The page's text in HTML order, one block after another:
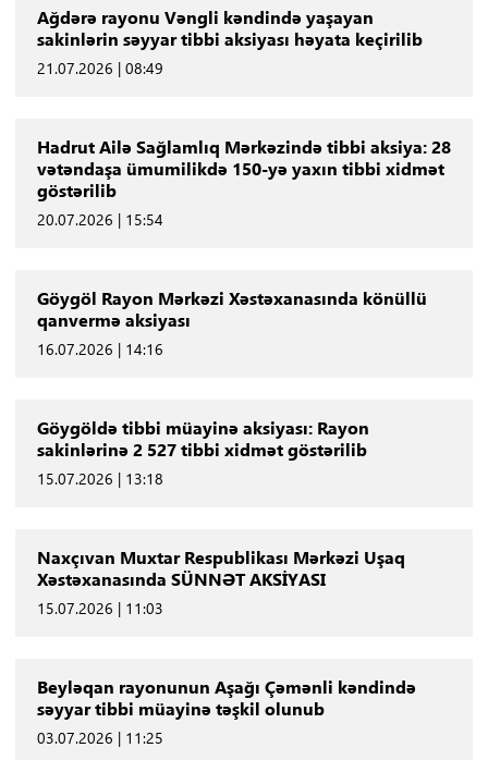
Ağdərə rayonu Vəngli kəndində yaşayan
sakinlərin səyyar tibbi aksiyası həyata keçirilib
21.07.2026 | 08:49
Hadrut Ailə Sağlamlıq Mərkəzində tibbi aksiya: 28
vətəndaşa ümumilikdə 150-yə yaxın tibbi xidmət
göstərilib
20.07.2026 | 15:54
Göygöl Rayon Mərkəzi Xəstəxanasında könüllü
qanvermə aksiyası
16.07.2026 | 14:16
Göygöldə tibbi müayinə aksiyası: Rayon
sakinlərinə 2 527 tibbi xidmət göstərilib
15.07.2026 | 13:18
Naxçıvan Muxtar Respublikası Mərkəzi Uşaq
Xəstəxanasında SÜNNƏT AKSİYASI
15.07.2026 | 11:03
Beyləqan rayonunun Aşağı Çəmənli kəndində
səyyar tibbi müayinə təşkil olunub
03.07.2026 | 11:25